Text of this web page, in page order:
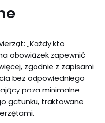
„Każdy kto
obowiązek zapewnić
zgodnie z zapisami
bez odpowiedniego
poza minimalne
gatunku, traktowane